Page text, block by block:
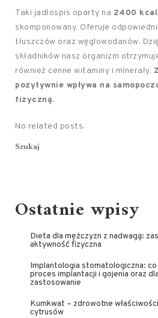
Taki jadłospis oparty na 2400 kcal
skomponowany. Oferuje
tłuszczów oraz węglowodanów.
składników nasz organizm
również cenne witaminy i minerały.
pozytywnie wpływa na
fizyczną.
No related posts.
Szukaj
Ostatnie wpisy
Dieta dla mężczyzn z nadwagą:
aktywność fizyczna
Implantologia stomatologiczna:
proces implantacji i gojenia oraz
zastosowanie
Kumkwat – zdrowotne
cytrusów